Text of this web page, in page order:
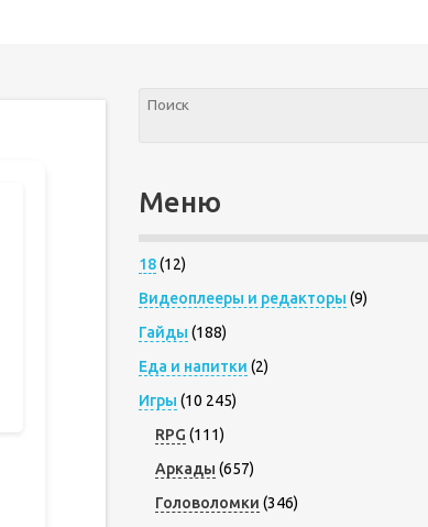
Меню
18(12)
Видеоплееры и редакторы (9)
Гайды (188)
Еда и напитки (2)
Игры (10 245)
RPG (111)
Аркады (657)
Головоломки (346)